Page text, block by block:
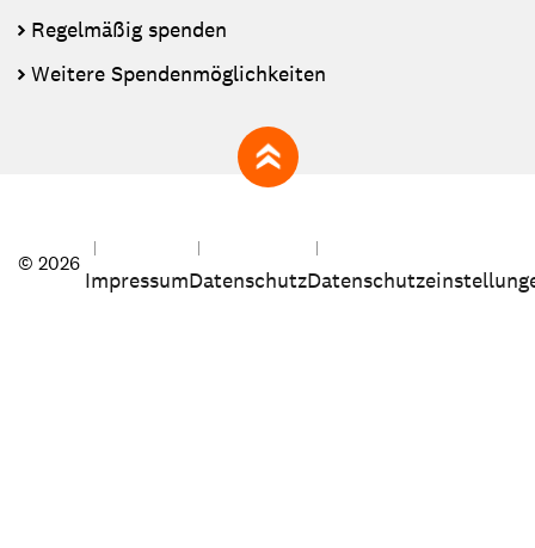
Regelmäßig spenden
Weitere Spendenmöglichkeiten
zum Seitenanfang
© 2026
ImpressumDatenschutz